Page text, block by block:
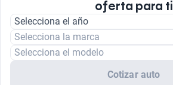
oferta para ti
Selecciona el año
Selecciona la marca
Selecciona el modelo
Cotizar auto